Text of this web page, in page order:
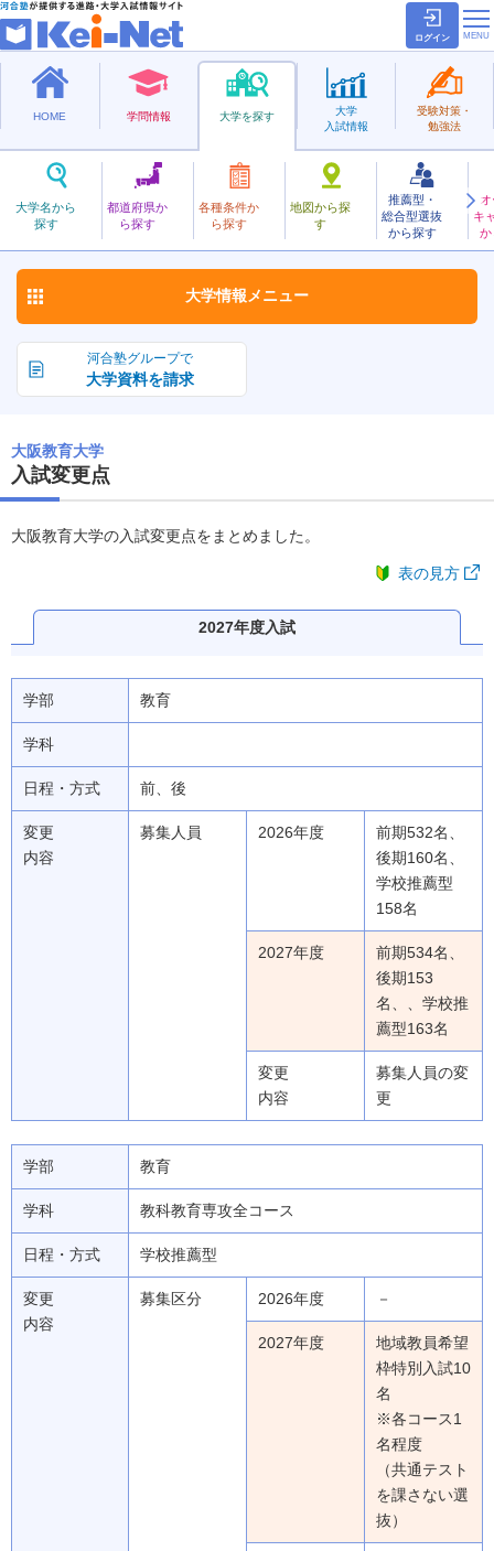
ログイン
HOME 学問情報 大学を探す
大学名から
探す
都道府県か
ら探す
各種条件か
ら探す
地図から探
す
推薦型・
総合型選抜
から探す
キ
か
大学
入試情報
受験対策・
勉強法
国立
おおさかきょういく
大阪教育大学 お気に入り
河合塾グループで
大学資料を請求
大学情報 メニュー
大阪教育大学
入試変更点
大阪教育大学の入試変更点をまとめました。
表の見方
2027年度入試
学部 教育
学科
日程・方式 前、後
変更
内容
募集人員 2026年度
前期532名、
後期160名、
学校推薦型
158名
2027年度
前期534名、
後期153
名、、学校推
薦型163名
変更
内容
募集人員の変
更
学部 教育
学科 教科教育専攻全コース
日程・方式 学校推薦型
変更
内容
募集区分 2026年度 －
2027年度
地域教員希望
枠特別入試10
名
※各コース1
名程度
（共通テスト
を課さない選
抜）